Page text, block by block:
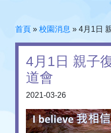
首頁 » 校園消息 » 4月1日
4月1日 親子
道會
2021-03-26